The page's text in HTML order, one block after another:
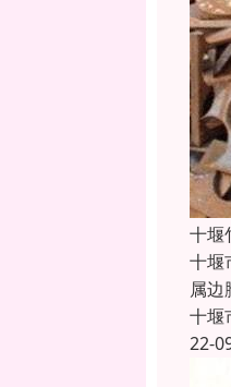
十堰
十堰
属
十堰
22-